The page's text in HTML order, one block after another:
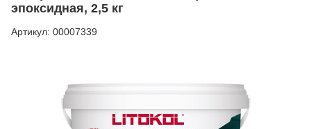
эпоксидная, 2,5 кг
Артикул: 00007339